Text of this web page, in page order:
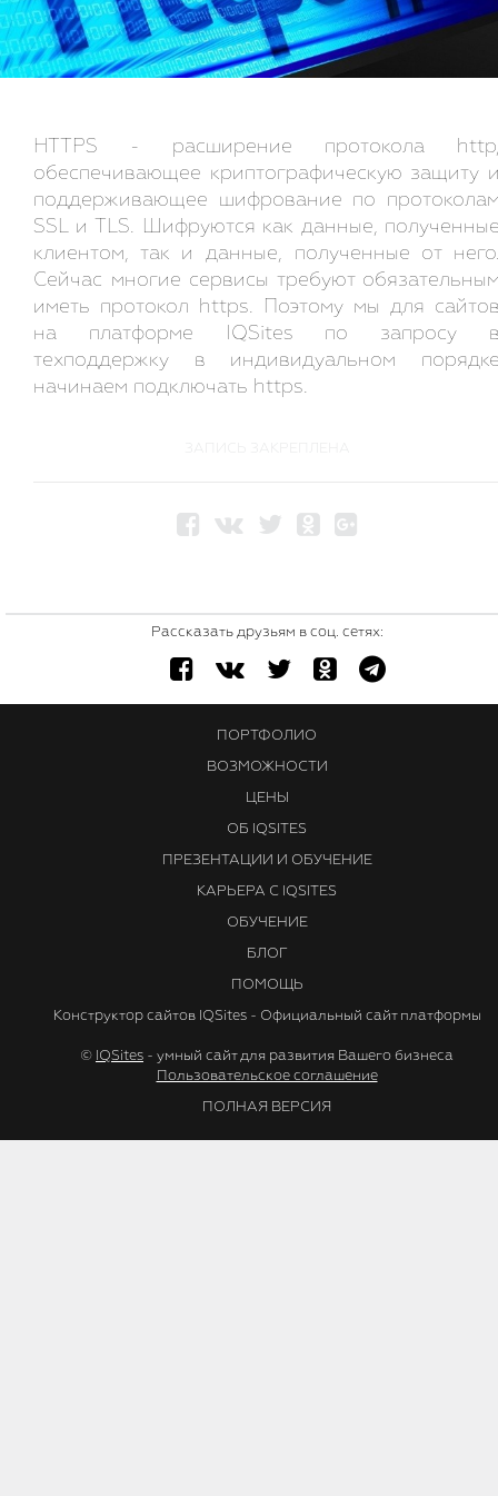
HTTPS - расширение протокола
обеспечивающее криптографическую защиту
поддерживающее шифрование по
SSL и TLS. Шифруются как данные,
клиентом, так и данные, полученные от
Сейчас многие сервисы требуют
иметь протокол https. Поэтому мы для
на платформе IQSites по запросу
техподдержку в индивидуальном
начинаем подключать https.
Рассказать друзьям в соц. сетях:
ПОРТФОЛИО
ВОЗМОЖНОСТИ
ЦЕНЫ
ОБ IQSITES
ПРЕЗЕНТАЦИИ И ОБУЧЕНИЕ
КАРЬЕРА С IQSITES
ОБУЧЕНИЕ
БЛОГ
ПОМОЩЬ
Конструктор сайтов IQSites - Официальный сайт платформы
© IQSites - умный сайт для развития Вашего бизнеса
Пользовательское соглашение
ПОЛНАЯ ВЕРСИЯ